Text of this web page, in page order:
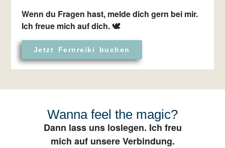
Wenn du Fragen hast, melde dich gern bei mir.
Ich freue mich auf dich. 🕊️
Jetzt Fernreiki buchen
Wanna feel the magic?
Dann lass uns loslegen. Ich freu
mich auf unsere Verbindung.